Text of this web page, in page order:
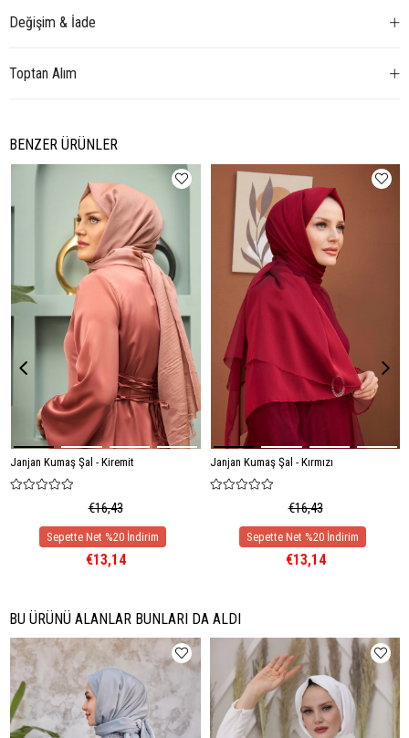
Değişim & İade
Toptan Alım
BENZER ÜRÜNLER
Janjan Kumaş Şal - Kiremit
€16,43
€13,14
Janjan Kumaş Şal - Kırmızı
€16,43
€13,14
BU ÜRÜNÜ ALANLAR BUNLARI DA ALDI